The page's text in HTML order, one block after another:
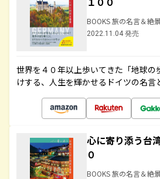
BOOKS 旅の名言＆絶景
2022.11.04 発売
世界を４０年以上歩いてきた「地球の
けする、人生を輝かせるドイツの名言
心に寄り添う台
０
BOOKS 旅の名言＆絶景